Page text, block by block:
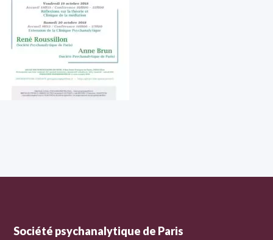
Société psychanalytique de Paris